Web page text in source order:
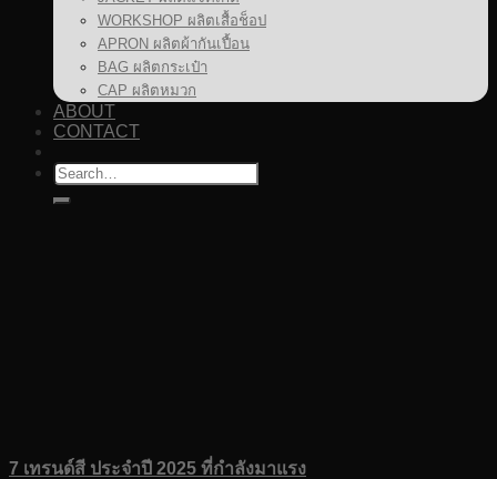
WORKSHOP ผลิตเสื้อช็อป
APRON ผลิตผ้ากันเปื้อน
BAG ผลิตกระเป๋า
CAP ผลิตหมวก
ABOUT
CONTACT
7 เทรนด์สี ประจำปี 2025 ที่กำลังมาแรง